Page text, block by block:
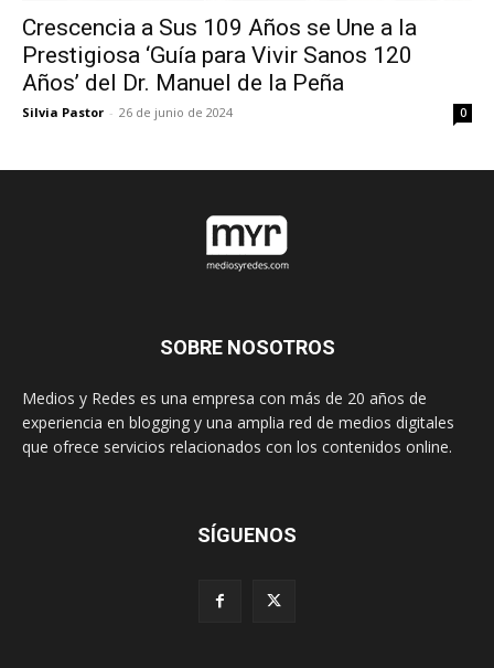
Crescencia a Sus 109 Años se Une a la
Prestigiosa ‘Guía para Vivir Sanos 120
Años’ del Dr. Manuel de la Peña
Silvia Pastor - 26 de junio de 2024 0
SOBRE NOSOTROS
Medios y Redes es una empresa con más de 20 años de
experiencia en blogging y una amplia red de medios digitales
que ofrece servicios relacionados con los contenidos online.
SÍGUENOS